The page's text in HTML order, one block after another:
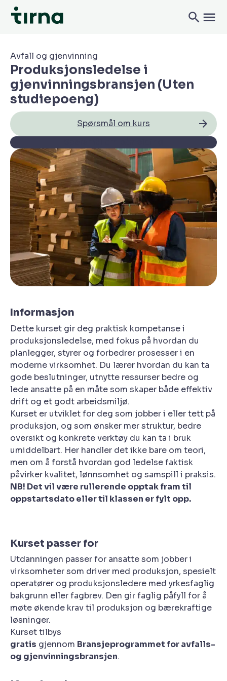
Avfall og gjenvinning
Produksjonsledelse i
gjenvinningsbransjen (Uten
studiepoeng)
Spørsmål om kurs
Informasjon
Dette kurset gir deg praktisk kompetanse i
produksjonsledelse, med fokus på hvordan du
planlegger, styrer og forbedrer prosesser i en
moderne virksomhet. Du lærer hvordan du kan ta
gode beslutninger, utnytte ressurser bedre og
lede ansatte på en måte som skaper både effektiv
drift og et godt arbeidsmiljø.
Kurset er utviklet for deg som jobber i eller tett på
produksjon, og som ønsker mer struktur, bedre
oversikt og konkrete verktøy du kan ta i bruk
umiddelbart. Her handler det ikke bare om teori,
men om å forstå hvordan god ledelse faktisk
påvirker kvalitet, lønnsomhet og samspill i praksis.
NB! Det vil være rullerende opptak fram til
oppstartsdato eller til klassen er fylt opp.
Kurset passer for
Utdanningen passer for ansatte som jobber i
virksomheter som driver med produksjon, spesielt
operatører og produksjonsledere med yrkesfaglig
bakgrunn eller fagbrev. Den gir faglig påfyll for å
møte økende krav til produksjon og bærekraftige
løsninger.
Kurset tilbys
gratis gjennom Bransjeprogrammet for avfalls-
og gjenvinningsbransjen.